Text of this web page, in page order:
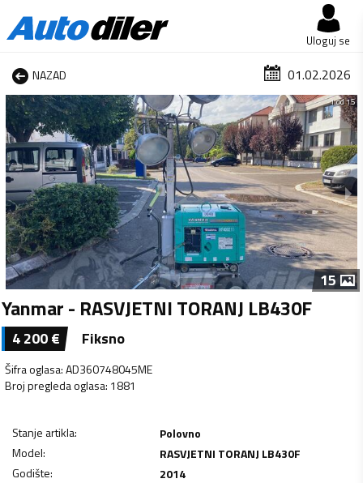
Uloguj se
NAZAD 01.02.2026
1 od 15
15
Yanmar - RASVJETNI TORANJ LB430F
4 200€ Fiksno
Šifra oglasa:AD360748045ME
Broj pregleda oglasa: 1881
Stanje artikla:
Polovno
Model:
RASVJETNI TORANJ LB430F
Godište:
2014